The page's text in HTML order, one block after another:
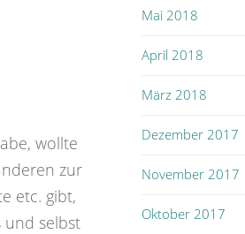
wollte
zur
etc. gibt,
und selbst
Mai 2018
April 2018
März 2018
Dezember 2017
November 2017
Oktober 2017